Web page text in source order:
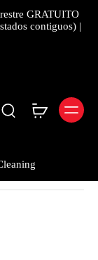
GRATUITO
contiguos) |